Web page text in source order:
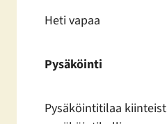
Heti vapaa
Pysäköinti
Pysäköintitilaa